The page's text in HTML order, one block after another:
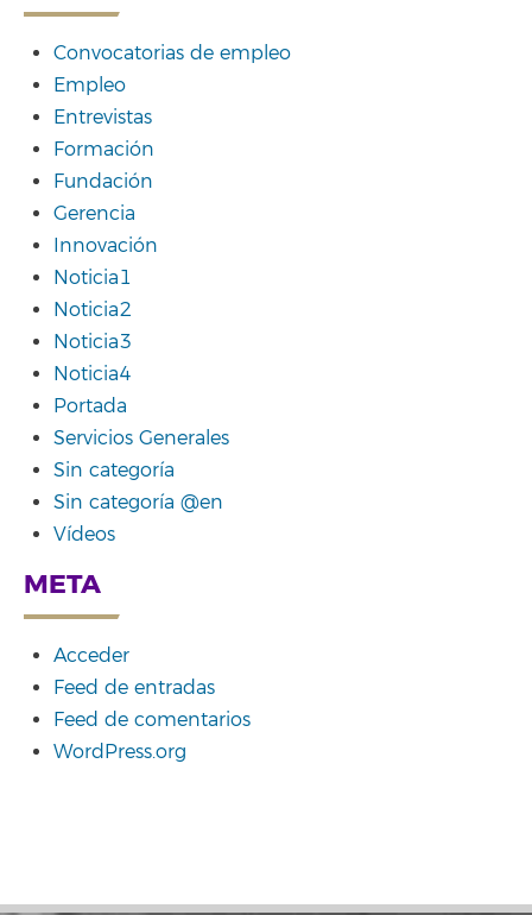
Convocatorias de empleo
Empleo
Entrevistas
Formación
Fundación
Gerencia
Innovación
Noticia1
Noticia2
Noticia3
Noticia4
Portada
Servicios Generales
Sin categoría
Sin categoría @en
Vídeos
META
Acceder
Feed de entradas
Feed de comentarios
WordPress.org